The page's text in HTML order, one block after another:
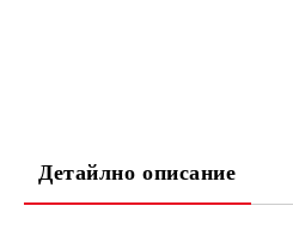
Детайлно описание